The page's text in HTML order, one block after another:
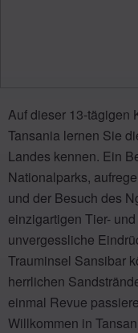
Auf dieser 13-tägigen
Tansania lernen Sie
Landes kennen. Ein
Nationalparks,
und der Besuch des
einzigartigen Tier-
unvergessliche
Trauminsel Sansibar
herrlichen
einmal Revue
Willkommen in